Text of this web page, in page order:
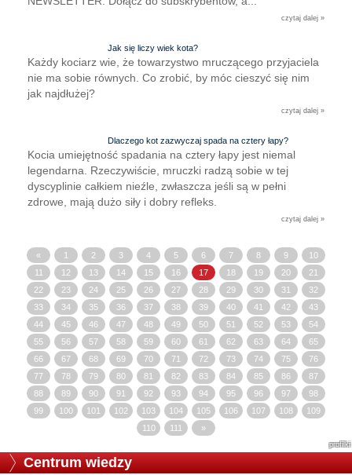
profilki
czytaj dalej »
Jak się liczy wiek kota?
Każdy kociarz wie, że towarzystwo mruczącego przyjaciela
nie ma sobie równych. Co zrobić, by móc cieszyć się nim
jak najdłużej?
czytaj dalej »
Dlaczego kot zazwyczaj spada na cztery łapy?
Kocia umiejętność spadania na cztery łapy jest niemal
legendarna. Rzeczywiście, mruczki radzą sobie w tej
dyscyplinie całkiem nieźle, zwłaszcza jeśli są w pełni
zdrowe, mają dużo siły i dobry refleks.
czytaj dalej »
« 1 2 3 4 5 6 7 8 9
10
11
12 13 14 15 16 17 18 19 20
21
22
23 24 25 26 27 28 29 30 31
32
33
34 35 36 37 38 39 40 41 42
43
44
45 46 47 48 49 50 51 52 53
54
55
56 57 58 59 60 61 62 63 64
65
66
67 68 69 70 71 72 73 74 75
76
77
78 79 80 81 82 83 84 85 86
87
88
89 90 91 92 93 94 95 96 97
98
99
100 101 102 103 104 105 106 107 108
109
110
111 »
Centrum wiedzy